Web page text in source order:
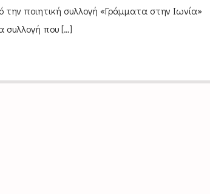
την ποιητική συλλογή «Γράμματα στην Ιωνία»
συλλογή που […]